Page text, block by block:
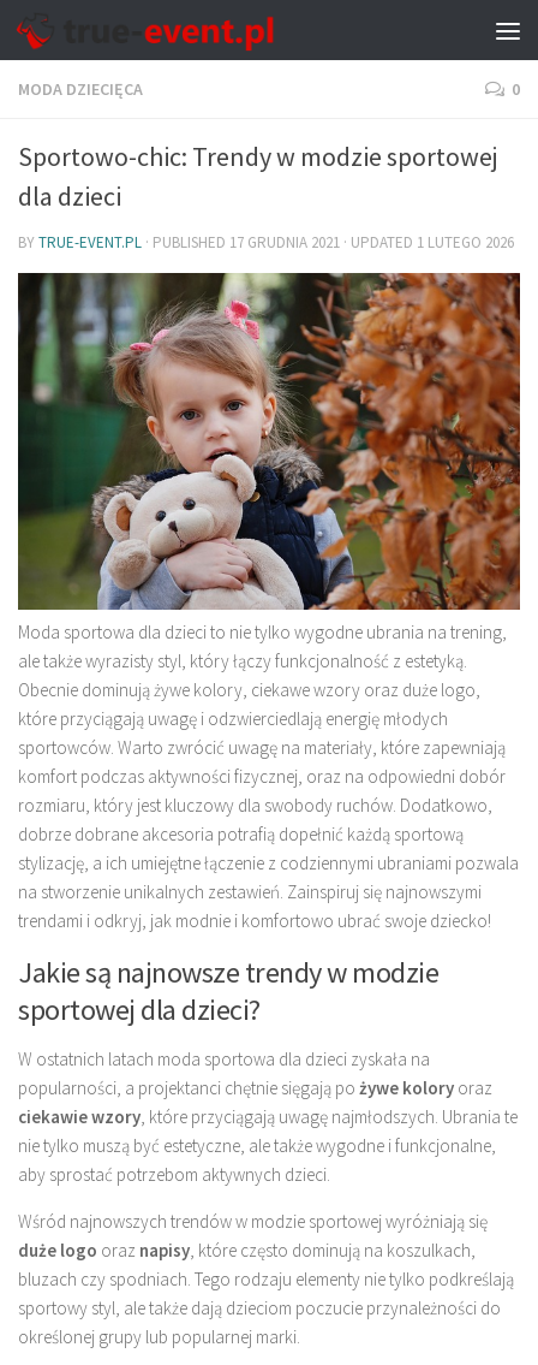
MODA DZIECIĘCA 0
Sportowo-chic: Trendy w modzie sportowej
dla dzieci
BYTRUE-EVENT.PL · PUBLISHED 17 GRUDNIA 2021 · UPDATED 1 LUTEGO 2026
Moda sportowa dla dzieci to nie tylko wygodne ubrania na trening,
ale także wyrazisty styl, który łączy funkcjonalność z estetyką.
Obecnie dominują żywe kolory, ciekawe wzory oraz duże logo,
które przyciągają uwagę i odzwierciedlają energię młodych
sportowców. Warto zwrócić uwagę na materiały, które zapewniają
komfort podczas aktywności fizycznej, oraz na odpowiedni dobór
rozmiaru, który jest kluczowy dla swobody ruchów. Dodatkowo,
dobrze dobrane akcesoria potrafią dopełnić każdą sportową
stylizację, a ich umiejętne łączenie z codziennymi ubraniami pozwala
na stworzenie unikalnych zestawień. Zainspiruj się najnowszymi
trendami i odkryj, jak modnie i komfortowo ubrać swoje dziecko!
Jakie są najnowsze trendy w modzie
sportowej dla dzieci?
W ostatnich latach moda sportowa dla dzieci zyskała na
popularności, a projektanci chętnie sięgają po żywe kolory oraz
ciekawie wzory , które przyciągają uwagę najmłodszych. Ubrania te
nie tylko muszą być estetyczne, ale także wygodne i funkcjonalne,
aby sprostać potrzebom aktywnych dzieci.
Wśród najnowszych trendów w modzie sportowej wyróżniają się
duże logo oraz napisy , które często dominują na koszulkach,
bluzach czy spodniach. Tego rodzaju elementy nie tylko podkreślają
sportowy styl, ale także dają dzieciom poczucie przynależności do
określonej grupy lub popularnej marki.